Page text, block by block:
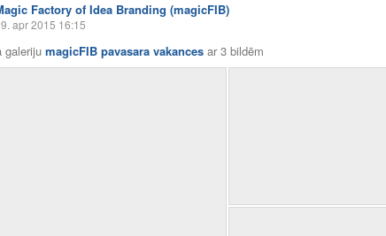
Factory of Idea Branding (magicFIB)
apr 2015 16:15
galeriju magicFIB pavasara vakances ar3 bildēm